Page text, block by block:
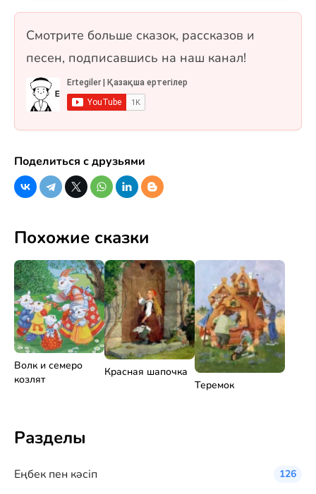
Смотрите больше сказок, рассказов и
песен, подписавшись на наш канал!
Поделиться с друзьями
Похожие сказки
Волк и семеро
козлят
Красная шапочка
Теремок
Разделы
Eңбек пен кәсіп 126